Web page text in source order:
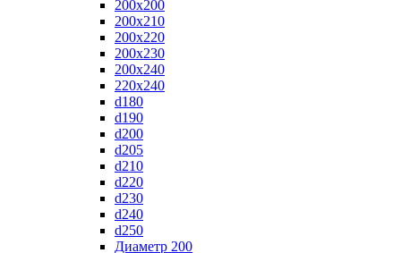
200x200
200x210
200x220
200x230
200x240
220x240
d180
d190
d200
d205
d210
d220
d230
d240
d250
Диаметр 200